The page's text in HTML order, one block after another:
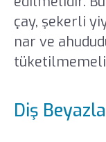
çay, şekerli
nar ve
Diş